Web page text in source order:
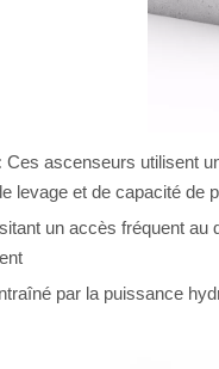
Ces ascenseurs utilisent
levage et de capacité de
un accès fréquent
par la puissance